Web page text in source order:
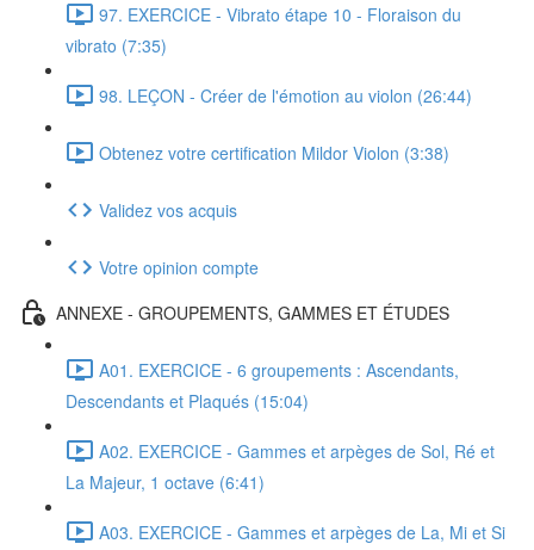
97. EXERCICE - Vibrato étape 10 - Floraison du
vibrato (7:35)
98. LEÇON - Créer de l'émotion au violon (26:44)
Obtenez votre certification Mildor Violon (3:38)
Validez vos acquis
Votre opinion compte
ANNEXE - GROUPEMENTS, GAMMES ET ÉTUDES
A01. EXERCICE - 6 groupements : Ascendants,
Descendants et Plaqués (15:04)
A02. EXERCICE - Gammes et arpèges de Sol, Ré et
La Majeur, 1 octave (6:41)
A03. EXERCICE - Gammes et arpèges de La, Mi et Si